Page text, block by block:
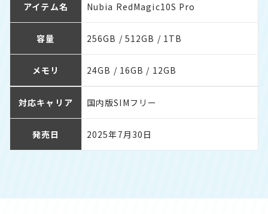
アイテム名 Nubia RedMagic10S Pro
容量 256GB / 512GB / 1TB
メモリ 24GB / 16GB / 12GB
対応キャリア 国内版SIMフリー
発売日 2025年7月30日